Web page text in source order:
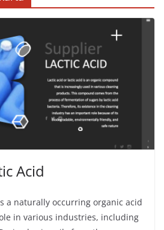
Acid
a naturally occurring organic acid
in various industries, including